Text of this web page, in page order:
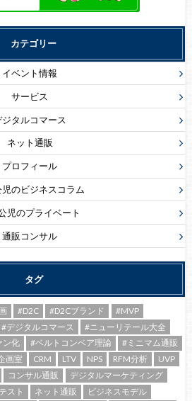
カテゴリー
イベント情報
サービス
ジタルコマース
ネット通販
プロフィール
のビジネスコラム
児のプライベート
通販コンサル
タグ
#D2C #D2Cブランド
#MVP
#デジタルコマース
#ニューリテール大全
ン化 #ベルトコンベア理論
#ミニマム通販
画室 CRM LTV NPS RFM分析
UVP
コンサル通販
デジタルマーケティング
スト ネット通販
ビジネスモデル